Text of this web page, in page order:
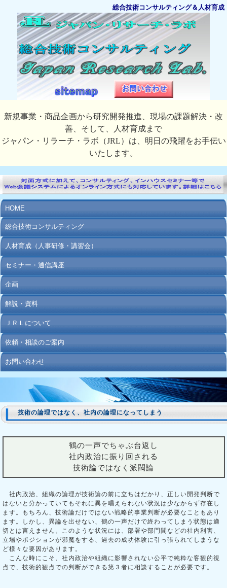
総合技術コンサルティング＆人材育成
新規事業・商品企画から研究開発推進、現場の課題解決・改
善、そして、人材育成まで
ジャパン・リラーチ・ラボ（JRL）は、明日の飛躍をお手伝い
いたします。
HOME
総合技術コンサルティング
人材育成（人事研修・講習会）
セミナー・通信講座
企画
解説・資料
ＪＲＬについて
依頼・相談のご案内
お問い合わせ
技術の論理ではなく、社内の論理になってしまう
鶴の一声でちゃぶ台返し
社内政治に振り回される
技術論ではなく派閥論
社内政治、組織の論理が技術論の前に立ちはだかり、正しい開発判断で
はないと分かっていてもそれに異を唱えられない状況は少なからず存在し
ます。もちろん、技術論だけではない戦略的事業判断が必要なこともあり
ます。しかし、異論を出せない、鶴の一声だけで終わってしまう状態は適
切とは言えません。このような状況には、部署や部門間などの社内利害、
立場やポジションが邪魔をする、過去の成功体験に引っ張られてしまうな
ど様々な要因があります。
こんな時にこそ、社内政治や組織に影響されない公平で純粋な客観的視
点で、技術的観点での判断ができる第３者に相談することが必要です。